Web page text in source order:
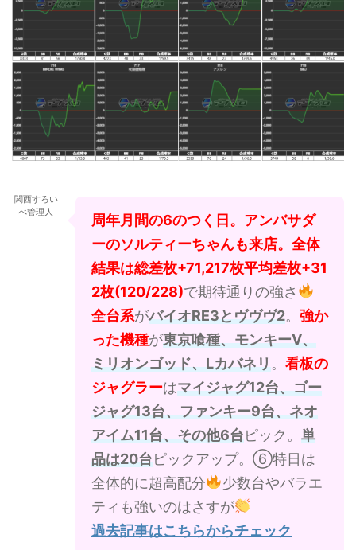
関西すろい
べ管理人
周年月間の6のつく日。アンバサダ
ーのソルティーちゃんも来店。全体
結果は総差枚+71,217枚平均差枚+31
2枚(120/228)で期待通りの強さ
全台系がバイオRE3とヴヴヴ2。 強か
った機種が東京喰種、モンキーV、
ミリオンゴッド、Lカバネリ。 看板の
ジャグラーはマイジャグ12台、ゴー
ジャグ13台、ファンキー9台、ネオ
アイム11台、その他6台ピック。 単
品は20台ピックアップ。⑥特日は
全体的に超高配分
少数台やバラエ
ティも強いのはさすが
過去記事はこちらからチェック